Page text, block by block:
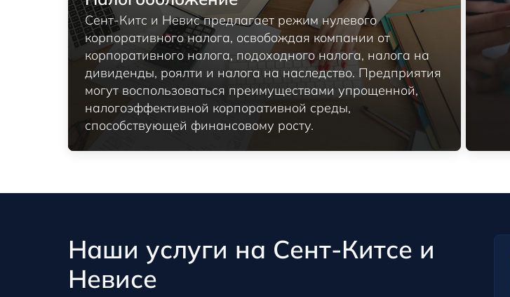
Сент-Китс и Невис предлагает режим нулевого
корпоративного налога, освобождая компании от
корпоративного налога, подоходного налога, налога на
дивиденды, роялти и налога на наследство. Предприятия
могут воспользоваться преимуществами упрощенной,
налогоэффективной корпоративной среды,
способствующей финансовому росту.
Наши услуги на Сент-Китсе и
Невисе